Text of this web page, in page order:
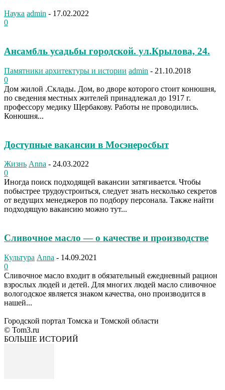
Наука admin - 17.02.2022
0
Ансамбль усадьбы городской. ул.Крылова, 24.
Памятники архитектуры и истории admin - 21.10.2018
0
Дом жилой .Склады. Дом, во дворе которого стоит конюшня,
по сведения местных жителей принадлежал до 1917 г.
профессору медику Щербакову. Работы не проводились.
Конюшня...
Доступные вакансии в Мосэнеросбыт
Жизнь Anna - 24.03.2022
0
Иногда поиск подходящей вакансии затягивается. Чтобы
побыстрее трудоустроиться, следует знать несколько секретов
от ведущих менеджеров по подбору персонала. Также найти
подходящую вакансию можно тут...
Сливочное масло — о качестве и производстве
Культура Anna - 14.09.2021
0
Сливочное масло входит в обязательный ежедневный рацион
взрослых людей и детей. Для многих людей масло сливочное
вологодское является знаком качества, оно производится в
нашей...
Городской портал Томска и Томской области
© Tom3.ru
БОЛЬШЕ ИСТОРИЙ